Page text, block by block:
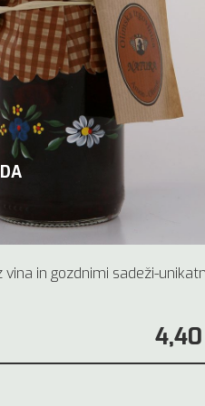
vina in gozdnimi sadeži-